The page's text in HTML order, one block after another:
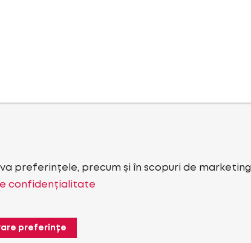
preferințele, precum și în scopuri de marketing
confidențialitate
preferințe